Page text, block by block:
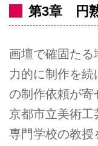
第3章 円
画壇で確固た
力的に制作を続
の制作依頼が寄
京都市立美術
専門学校の教授